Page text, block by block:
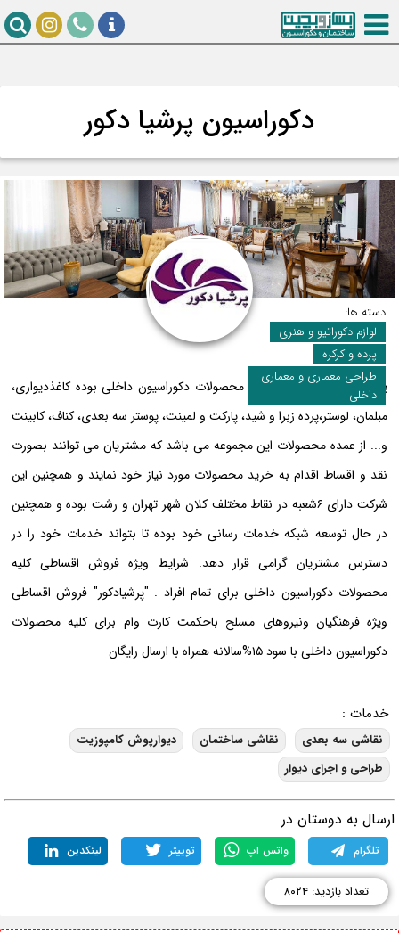
دکوراسیون پرشیا دکور
دسته ها:
لوازم دکوراتیو و هنری
پرده و کرکره
طراحی معماری و معماری
داخلی
پرشیا دکور عرضه کننده کلیه محصولات دکوراسیون داخلی بوده کاغذدیواری،
مبلمان، لوستر،پرده زبرا و شید، پارکت و لمینت، پوستر سه بعدی، کناف، کابینت
و... از عمده محصولات این مجموعه می باشد که مشتریان می توانند بصورت
نقد و اقساط اقدام به خرید محصولات مورد نیاز خود نمایند و ھمچنین این
شرکت دارای ۶شعبه در نقاط مختلف کلان شھر تھران و رشت بوده و ھمچنین
در حال توسعه شبکه خدمات رسانی خود بوده تا بتواند خدمات خود را در
دسترس مشتریان گرامی قرار دھد. ⁣شرایط ویژه فروش اقساطی کلیه
محصولات دکوراسیون داخلی برای تمام افراد . "پرشیادکور" فروش اقساطی
ویژه فرهنگیان ونیروهای مسلح باحکمت کارت وام برای کلیه محصولات
دکوراسیون داخلی با سود ۱۵%سالانه همراه با ارسال رایگان
خدمات :
نقاشی سه بعدی نقاشی ساختمان
دیوارپوش کامپوزیت
طراحی و اجرای دیوار
به دوستان در
تلگرام واتس اپ توییتر لینکدین
تعداد بازدید: ۸۰۲۴